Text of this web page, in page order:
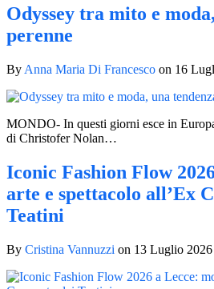
Odyssey tra mito e
perenne
By Anna Maria Di Francesco on 16
MONDO- In questi giorni esce in
di Christofer Nolan…
Iconic Fashion Flow
arte e spettacolo all’Ex
Teatini
By Cristina Vannuzzi on 13 Luglio 2026